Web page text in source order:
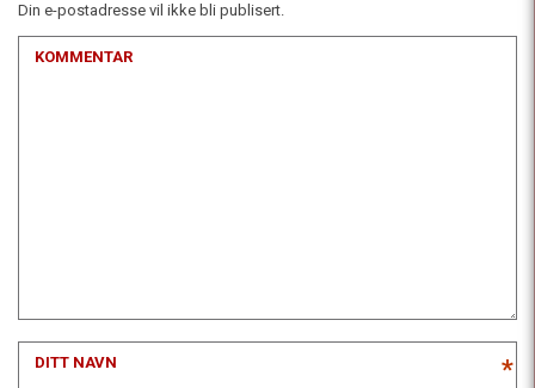
Din e-postadresse vil ikke bli publisert.
KOMMENTAR
DITT NAVN *